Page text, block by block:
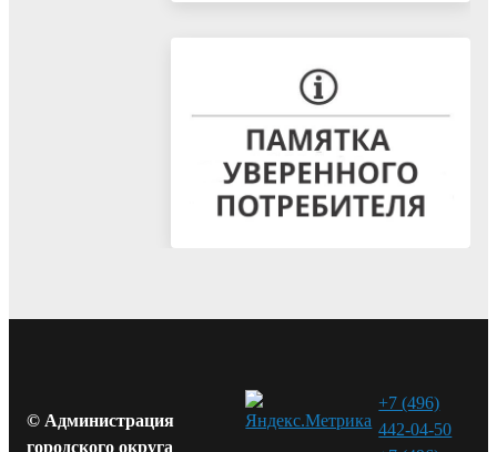
© Администрация
городского округа
+7 (496)
442-04-50